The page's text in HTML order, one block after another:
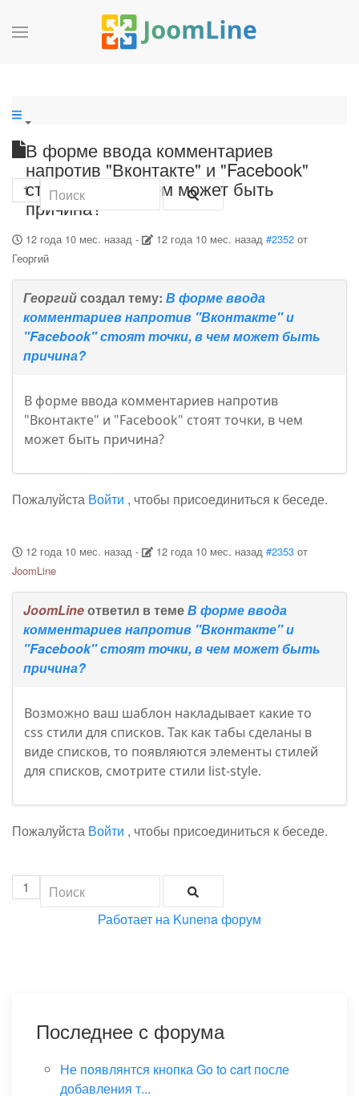
В форме ввода комментариев
напротив "Вконтакте" и "Facebook"
стоят точки, в чем может быть
причина?
1
12 года 10 мес. назад- 12 года 10 мес. назад #2352 от
Георгий
Георгийсоздал тему: В форме ввода
комментариев напротив "Вконтакте" и
"Facebook" стоят точки, в чем может быть
причина?
В форме ввода комментариев напротив
"Вконтакте" и "Facebook" стоят точки, в чем
может быть причина?
Пожалуйста Войти , чтобы присоединиться к беседе.
12 года 10 мес. назад- 12 года 10 мес. назад #2353 от
JoomLine
JoomLineответил в темеВ форме ввода
комментариев напротив "Вконтакте" и
"Facebook" стоят точки, в чем может быть
причина?
Возможно ваш шаблон накладывает какие то
css стили для списков. Так как табы сделаны в
виде списков, то появляются элементы стилей
для списков, смотрите стили list-style.
Пожалуйста Войти , чтобы присоединиться к беседе.
1
Работает на Kunena форум
Последнее с форума
Не появлянтся кнопка Go to cart после
добавления т...